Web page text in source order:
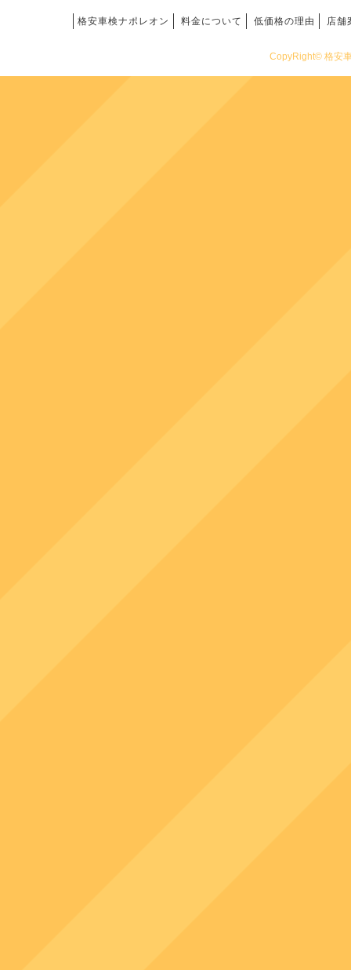
格安車検ナポレオン 料金について 低価格の理由 店舗
CopyRight© 格安